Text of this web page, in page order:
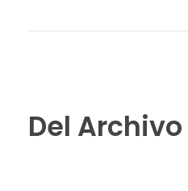
Del Archivo